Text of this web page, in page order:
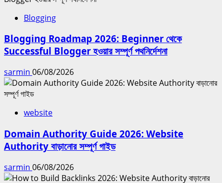
Blogging
Blogging Roadmap 2026: Beginner থেকে
Successful Blogger হওয়ার সম্পূর্ণ পথনির্দেশনা
sarmin 06/08/2026
website
Domain Authority Guide 2026: Website
Authority বাড়ানোর সম্পূর্ণ গাইড
sarmin 06/08/2026